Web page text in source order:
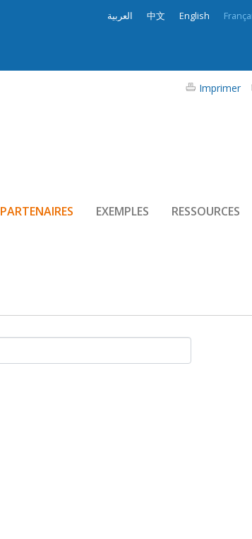
العربية 中文 English
Imprimer
PARTENAIRES EXEMPLES RESSOURCES